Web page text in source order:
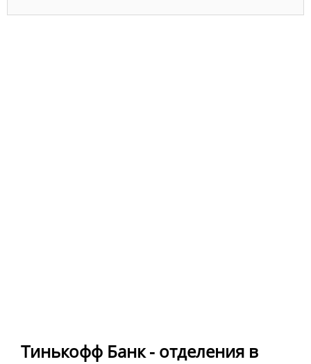
Тинькофф Банк - отделения в